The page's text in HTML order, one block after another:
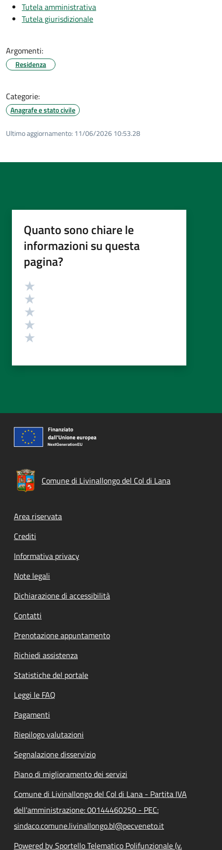
Tutela amministrativa
Tutela giurisdizionale
Argomenti:
Residenza
Categorie:
Anagrafe e stato civile
Ultimo aggiornamento: 11/06/2026 10:53.28
Quanto sono chiare le
informazioni su questa
pagina?
Valutazione
Comune di Livinallongo del Col di Lana
Footer menu
Area riservata
Crediti
Informativa privacy
Note legali
Dichiarazione di accessibilità
Contatti
Prenotazione appuntamento
Richiedi assistenza
Statistiche del portale
Leggi le FAQ
Pagamenti
Riepilogo valutazioni
Segnalazione disservizio
Piano di miglioramento dei servizi
Comune di Livinallongo del Col di Lana - Partita IVA
dell'amministrazione: 00144460250 - PEC:
sindaco.comune.livinallongo.bl@pecveneto.it
Powered by Sportello Telematico Polifunzionale (v.